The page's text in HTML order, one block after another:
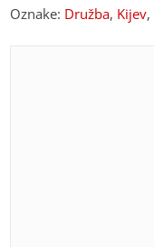
Oznake: Družba, Kijev,